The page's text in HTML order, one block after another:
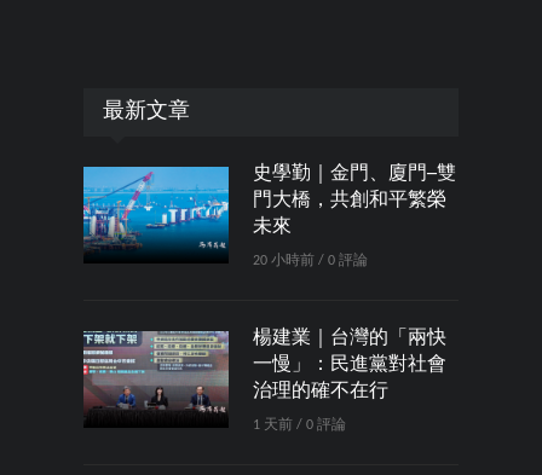
最新文章
史學勤｜金門、廈門─雙
門大橋，共創和平繁榮
未來
20 小時前 / 0 評論
楊建業｜台灣的「兩快
一慢」：民進黨對社會
治理的確不在行
1 天前 / 0 評論